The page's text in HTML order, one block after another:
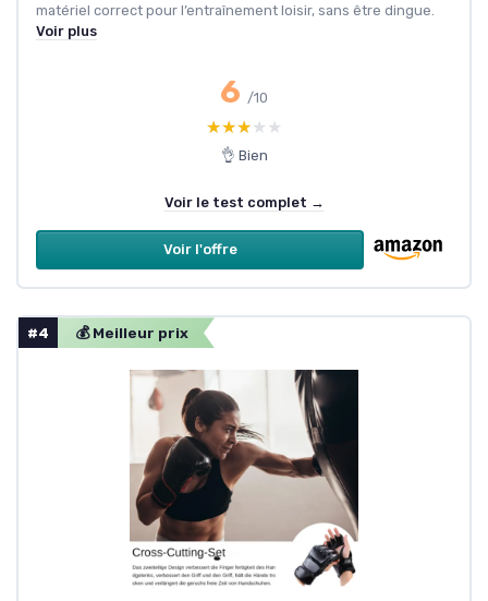
matériel correct pour l’entraînement loisir, sans être dingue.
Voir plus
6 /10
★★★★★
★★★★★
👌 Bien
Voir le test complet →
Voir l'offre
#4 💰 Meilleur prix